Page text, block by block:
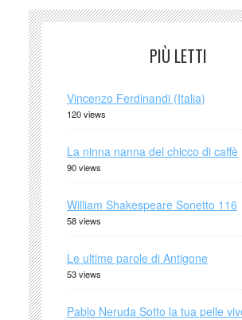
PIÙ LETTI
Vincenzo Ferdinandi (Italia)
120 views
La ninna nanna del chicco di caffè
90 views
William Shakespeare Sonetto 116
58 views
Le ultime parole di Antigone
53 views
Pablo Neruda Sotto la tua pelle